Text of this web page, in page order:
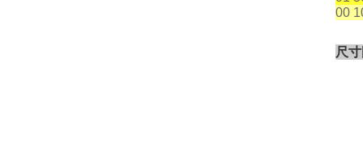
00
尺